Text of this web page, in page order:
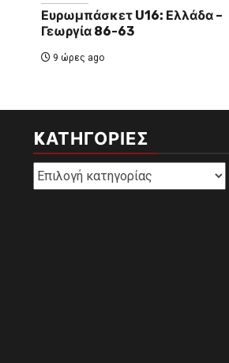
Ευρωμπάσκετ U16: Ελλάδα –
Γεωργία 86-63
9 ώρες ago
KΑΤΗΓΟΡΊΕΣ
Kατηγορίες